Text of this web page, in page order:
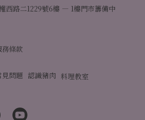
西路二1229號6樓 — 1樓門市籌備中
務條款
見問題 認識豬肉 料理教室